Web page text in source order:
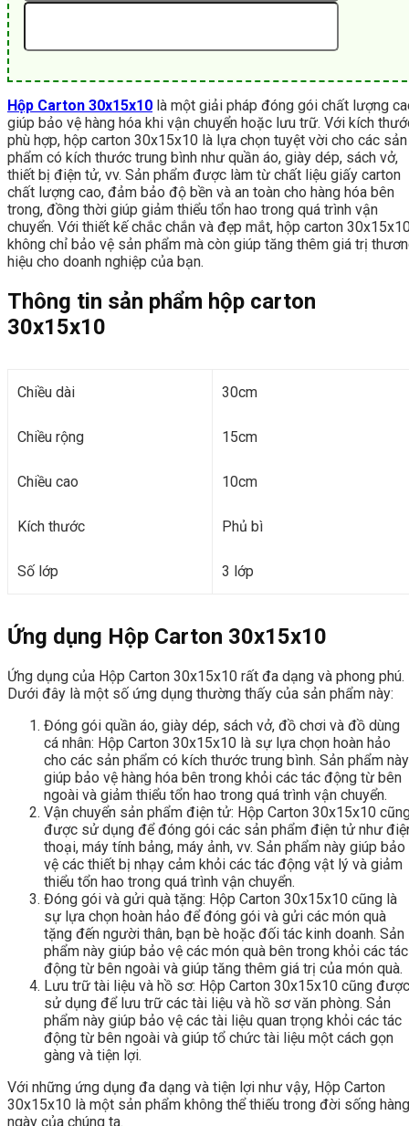
Hộp Carton 30x15x10 là một giải pháp đóng gói chất lượng
giúp bảo vệ hàng hóa khi vận chuyển hoặc lưu trữ. Với kích
phù hợp, hộp carton 30x15x10 là lựa chọn tuyệt vời cho các sản
phẩm có kích thước trung bình như quần áo, giày dép, sách vở,
thiết bị điện tử, vv. Sản phẩm được làm từ chất liệu giấy carton
chất lượng cao, đảm bảo độ bền và an toàn cho hàng hóa bên
trong, đồng thời giúp giảm thiểu tổn hao trong quá trình vận
chuyển. Với thiết kế chắc chắn và đẹp mắt, hộp carton
không chỉ bảo vệ sản phẩm mà còn giúp tăng thêm giá trị
hiệu cho doanh nghiệp của bạn.
Thông tin sản phẩm hộp carton
30x15x10
Chiều dài 30cm
Chiều rộng 15cm
Chiều cao 10cm
Kích thước Phủ bì
Số lớp 3 lớp
Ứng dụng Hộp Carton 30x15x10
Ứng dụng của Hộp Carton 30x15x10 rất đa dạng và phong phú.
Dưới đây là một số ứng dụng thường thấy của sản phẩm này:
Đóng gói quần áo, giày dép, sách vở, đồ chơi và đồ dùng
cá nhân: Hộp Carton 30x15x10 là sự lựa chọn hoàn hảo
cho các sản phẩm có kích thước trung bình. Sản phẩm này
giúp bảo vệ hàng hóa bên trong khỏi các tác động từ bên
ngoài và giảm thiểu tổn hao trong quá trình vận chuyển.
Vận chuyển sản phẩm điện tử: Hộp Carton 30x15x10
được sử dụng để đóng gói các sản phẩm điện tử như
thoại, máy tính bảng, máy ảnh, vv. Sản phẩm này giúp bảo
vệ các thiết bị nhạy cảm khỏi các tác động vật lý và giảm
thiểu tổn hao trong quá trình vận chuyển.
Đóng gói và gửi quà tặng: Hộp Carton 30x15x10 cũng là
sự lựa chọn hoàn hảo để đóng gói và gửi các món quà
tặng đến người thân, bạn bè hoặc đối tác kinh doanh. Sản
phẩm này giúp bảo vệ các món quà bên trong khỏi các tác
động từ bên ngoài và giúp tăng thêm giá trị của món quà.
Lưu trữ tài liệu và hồ sơ: Hộp Carton 30x15x10 cũng được
sử dụng để lưu trữ các tài liệu và hồ sơ văn phòng. Sản
phẩm này giúp bảo vệ các tài liệu quan trọng khỏi các tác
động từ bên ngoài và giúp tổ chức tài liệu một cách gọn
gàng và tiện lợi.
Với những ứng dụng đa dạng và tiện lợi như vậy, Hộp Carton
30x15x10 là một sản phẩm không thể thiếu trong đời sống hàng
ngày của chúng ta.